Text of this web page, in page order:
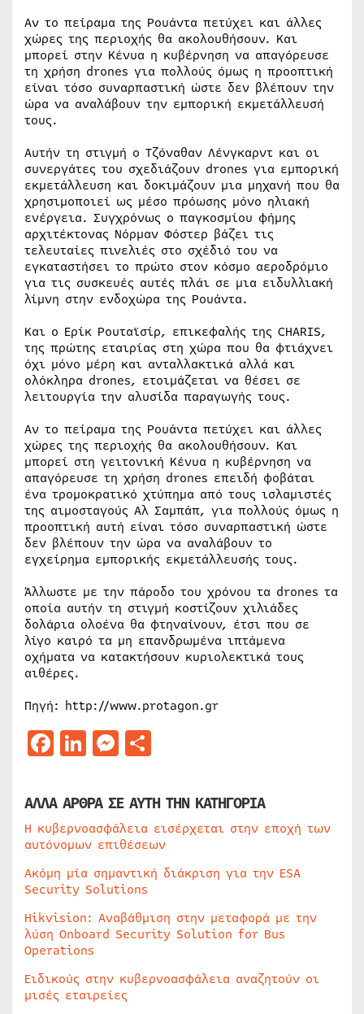
Αν το πείραμα της Ρουάντα πετύχει και άλλες
χώρες της περιοχής θα ακολουθήσουν. Και
μπορεί στην Κένυα η κυβέρνηση να απαγόρευσε
τη χρήση drones για πολλούς όμως η προοπτική
είναι τόσο συναρπαστική ώστε δεν βλέπουν την
ώρα να αναλάβουν την εμπορική εκμετάλλευσή
τους.
Αυτήν τη στιγμή ο Τζόναθαν Λένγκαρντ και οι
συνεργάτες του σχεδιάζουν drones για εμπορική
εκμετάλλευση και δοκιμάζουν μια μηχανή που θα
χρησιμοποιεί ως μέσο πρόωσης μόνο ηλιακή
ενέργεια. Συγχρόνως ο παγκοσμίου φήμης
αρχιτέκτονας Νόρμαν Φόστερ βάζει τις
τελευταίες πινελιές στο σχέδιό του να
εγκαταστήσει το πρώτο στον κόσμο αεροδρόμιο
για τις συσκευές αυτές πλάι σε μια ειδυλλιακή
λίμνη στην ενδοχώρα της Ρουάντα.
Και ο Ερίκ Ρουταϊσίρ, επικεφαλής της CHARIS,
της πρώτης εταιρίας στη χώρα που θα φτιάχνει
όχι μόνο μέρη και ανταλλακτικά αλλά και
ολόκληρα drones, ετοιμάζεται να θέσει σε
λειτουργία την αλυσίδα παραγωγής τους.
Αν το πείραμα της Ρουάντα πετύχει και άλλες
χώρες της περιοχής θα ακολουθήσουν. Και
μπορεί στη γειτονική Κένυα η κυβέρνηση να
απαγόρευσε τη χρήση drones επειδή φοβάται
ένα τρομοκρατικό χτύπημα από τους ισλαμιστές
της αιμοσταγούς Αλ Σαμπάπ, για πολλούς όμως η
προοπτική αυτή είναι τόσο συναρπαστική ώστε
δεν βλέπουν την ώρα να αναλάβουν το
εγχείρημα εμπορικής εκμετάλλευσής τους.
Άλλωστε με την πάροδο του χρόνου τα drones τα
οποία αυτήν τη στιγμή κοστίζουν χιλιάδες
δολάρια ολοένα θα φτηναίνουν, έτσι που σε
λίγο καιρό τα μη επανδρωμένα ιπτάμενα
οχήματα να κατακτήσουν κυριολεκτικά τους
αιθέρες.
Πηγή: http://www.protagon.gr
Facebook
LinkedIn
Messenger
ΑΛΛΑ ΑΡΘΡΑ ΣΕ ΑΥΤΗ ΤΗΝ ΚΑΤΗΓΟΡΙΑ
Η κυβερνοασφάλεια εισέρχεται στην εποχή των
αυτόνομων επιθέσεων
Ακόμη μία σημαντική διάκριση για την ESA
Security Solutions
Hikvision: Αναβάθμιση στην μεταφορά με την
λύση Onboard Security Solution for Bus
Operations
Ειδικούς στην κυβερνοασφάλεια αναζητούν οι
μισές εταιρείες